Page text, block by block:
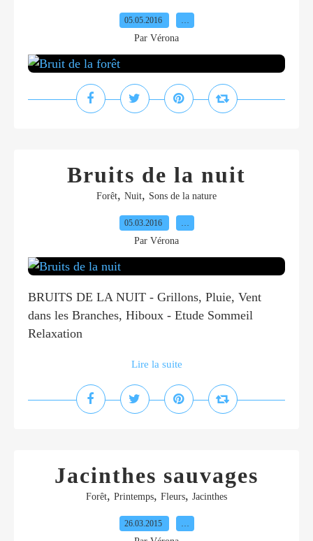
05.05.2016 …
Par Vérona
Bruits de la nuit
Forêt, Nuit, Sons de la nature
05.03.2016 …
Par Vérona
BRUITS DE LA NUIT - Grillons, Pluie, Vent
dans les Branches, Hiboux - Etude Sommeil
Relaxation
Lire la suite
Jacinthes sauvages
Forêt, Printemps, Fleurs, Jacinthes
26.03.2015 …